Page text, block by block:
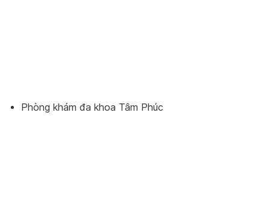
Phòng khám đa khoa Tâm Phúc